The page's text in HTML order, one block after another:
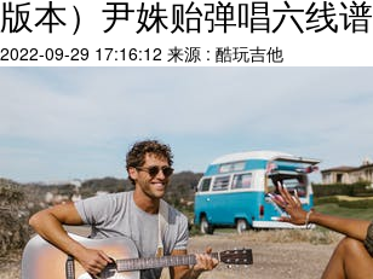
版本）尹姝贻弹唱六线谱
2022-09-29 17:16:12 来源 : 酷玩吉他